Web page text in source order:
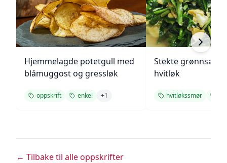
Hjemmelagde potetgull med
blåmuggost og gressløk
oppskrift enkel +1
Stekte
hvitløk
hvitløkssmør
← Tilbake til alle oppskrifter